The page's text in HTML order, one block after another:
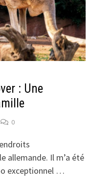
: Une
0
allemande. Il m’a été
exceptionnel …